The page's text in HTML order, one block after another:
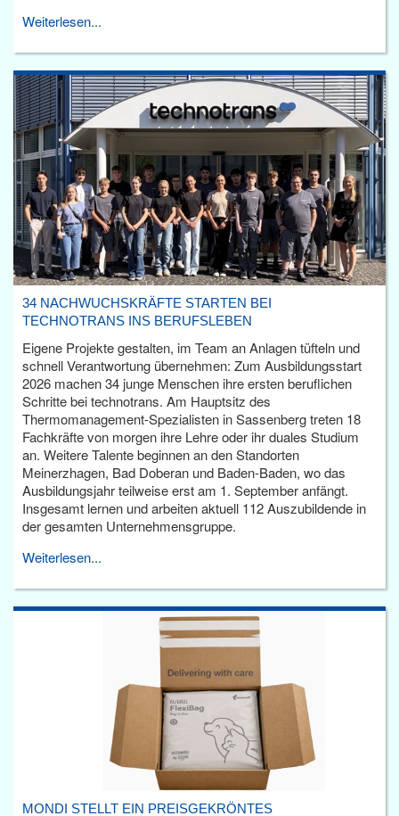
Weiterlesen...
34 NACHWUCHSKRÄFTE STARTEN BEI
TECHNOTRANS INS BERUFSLEBEN
Eigene Projekte gestalten, im Team an Anlagen tüfteln und
schnell Verantwortung übernehmen: Zum Ausbildungsstart
2026 machen 34 junge Menschen ihre ersten beruflichen
Schritte bei technotrans. Am Hauptsitz des
Thermomanagement-Spezialisten in Sassenberg treten 18
Fachkräfte von morgen ihre Lehre oder ihr duales Studium
an. Weitere Talente beginnen an den Standorten
Meinerzhagen, Bad Doberan und Baden-Baden, wo das
Ausbildungsjahr teilweise erst am 1. September anfängt.
Insgesamt lernen und arbeiten aktuell 112 Auszubildende in
der gesamten Unternehmensgruppe.
Weiterlesen...
MONDI STELLT EIN PREISGEKRÖNTES